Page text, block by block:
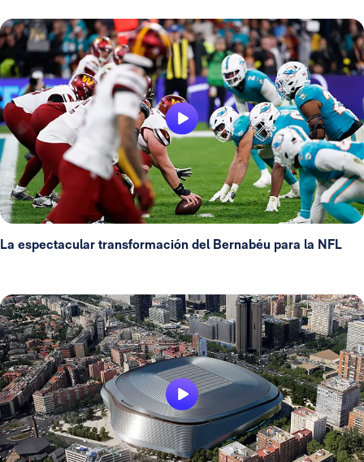
La espectacular transformación del Bernabéu para la NFL